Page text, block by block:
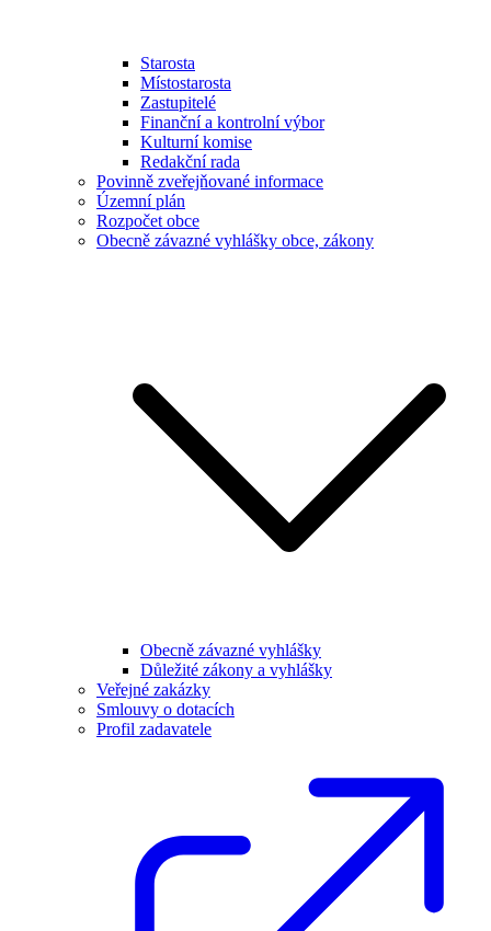
Starosta
Místostarosta
Zastupitelé
Finanční a kontrolní výbor
Kulturní komise
Redakční rada
Povinně zveřejňované informace
Územní plán
Rozpočet obce
Obecně závazné vyhlášky obce, zákony
Obecně závazné vyhlášky
Důležité zákony a vyhlášky
Veřejné zakázky
Smlouvy o dotacích
Profil zadavatele